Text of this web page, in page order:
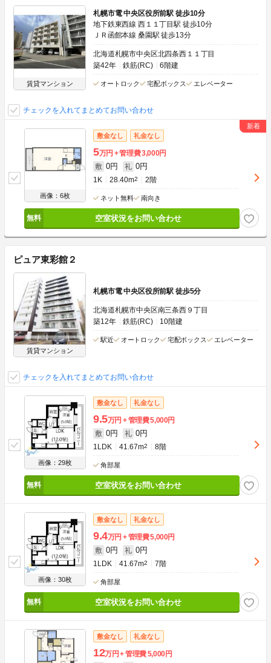
賃貸マンション
札幌市電 中央区役所前駅 徒歩10分
地下鉄東西線 西１１丁目駅 徒歩10分
ＪＲ函館本線 桑園駅 徒歩13分
北海道札幌市中央区北四条西１１丁目
築42年
鉄筋(RC) 6階建
オートロック 宅配ボックス エレベーター
チェックを入れてまとめてお問い合わせ
画像：6枚
敷金なし 礼金なし
5万円 管理費3,000円
敷 0円 礼 0円
1K 28.40m2 2階
ネット無料 南向き
空室状況をお問い合わせ
ピュア東彩館２
賃貸マンション
札幌市電 中央区役所前駅 徒歩5分
北海道札幌市中央区南三条西９丁目
築12年
鉄筋(RC) 10階建
駅近 オートロック 宅配ボックス エレベーター
チェックを入れてまとめてお問い合わせ
画像：29枚
敷金なし 礼金なし
9.5万円 管理費5,000円
敷 0円 礼 0円
1LDK 41.67m2 8階
角部屋
空室状況をお問い合わせ
画像：30枚
敷金なし 礼金なし
9.4万円 管理費5,000円
敷 0円 礼 0円
1LDK 41.67m2 7階
角部屋
空室状況をお問い合わせ
敷金なし 礼金なし
12万円 管理費5,000円